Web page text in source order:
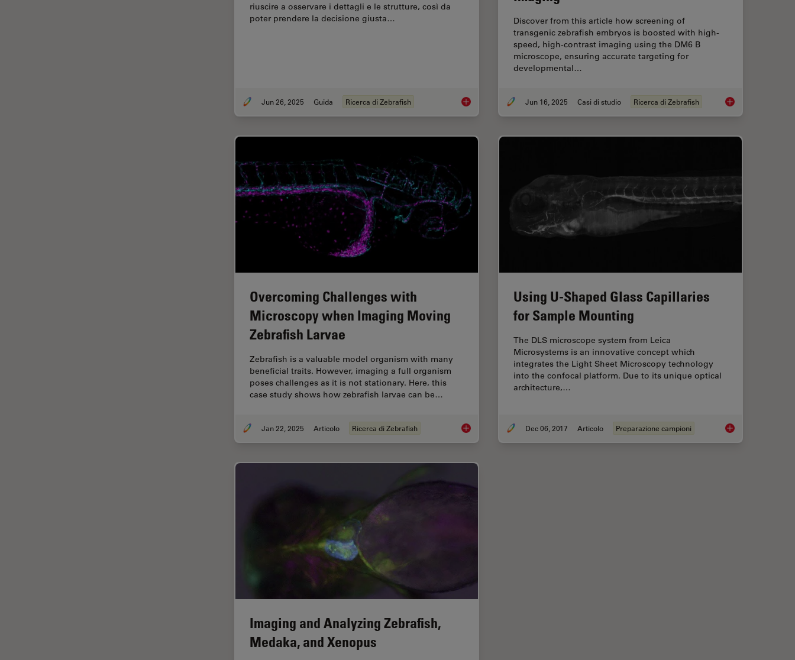
riuscire a osservare i dettagli e le strutture, così da
poter prendere la decisione giusta…
Jun 26, 2025 Guida Ricerca di Zebrafish Ricerca zebrafish
Discover from this article how screening of
transgenic zebrafish embryos is boosted with high-
speed, high-contrast imaging using the DM6 B
microscope, ensuring accurate targeting for
developmental…
Jun 16, 2025 Casi di studio Ricerca di Zebrafish Improving
Overcoming Challenges with
Microscopy when Imaging Moving
Zebrafish Larvae
Zebrafish is a valuable model organism with many
beneficial traits. However, imaging a full organism
poses challenges as it is not stationary. Here, this
case study shows how zebrafish larvae can be…
Jan 22, 2025 Articolo Ricerca di Zebrafish Overcoming Challenges with Microscopy when Imaging Moving Zebrafish Larvae
Using U-Shaped Glass Capillaries
for Sample Mounting
The DLS microscope system from Leica
Microsystems is an innovative concept which
integrates the Light Sheet Microscopy technology
into the confocal platform. Due to its unique optical
architecture,…
Dec 06, 2017 Articolo Preparazione campioni Using U-Shaped
Imaging and Analyzing Zebrafish,
Medaka, and Xenopus